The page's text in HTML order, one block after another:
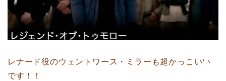
レナード役のウェントワース・ミラーも超かっこいい
です！！
RakutenROOM